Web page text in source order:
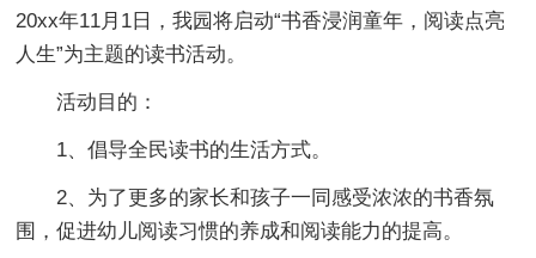
20xx年11月1日，我园将启动“书香浸润童年，阅读点亮
人生”为主题的读书活动。
活动目的：
1、倡导全民读书的生活方式。
2、为了更多的家长和孩子一同感受浓浓的书香氛
围，促进幼儿阅读习惯的养成和阅读能力的提高。